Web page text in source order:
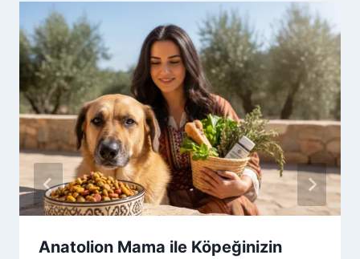
Anatolion Mama ile Köpeğinizin